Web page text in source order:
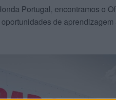
Portugal, encontramos o
de